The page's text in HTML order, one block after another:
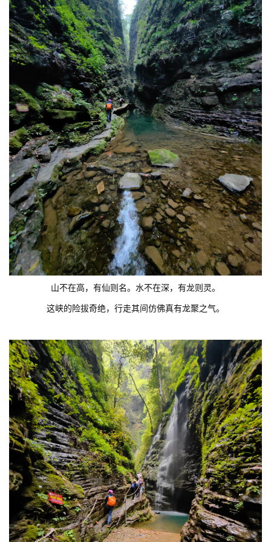
山不在高，有仙则名。水不在深，有龙则灵。
这峡的险拔奇绝，行走其间仿佛真有龙聚之气。